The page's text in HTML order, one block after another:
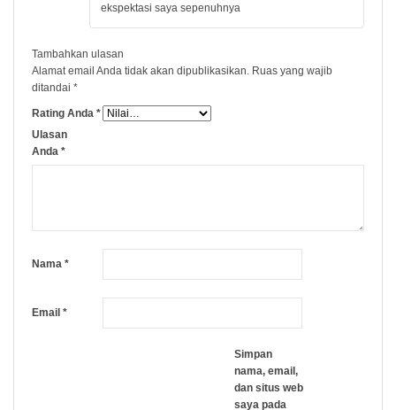
ekspektasi saya sepenuhnya
Tambahkan ulasan
Alamat email Anda tidak akan dipublikasikan. Ruas yang wajib
ditandai *
Rating Anda *
Ulasan
Anda *
Nama *
Email *
Simpan
nama, email,
dan situs web
saya pada